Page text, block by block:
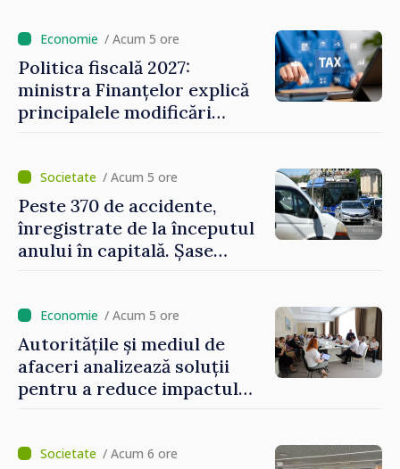
/ Acum 5 ore
Politica fiscală 2027:
ministra Finanțelor explică
principalele modificări
locale și rutiere
/ Acum 5 ore
Peste 370 de accidente,
înregistrate de la începutul
anului în capitală. Șase
/ Acum 5 ore
Autoritățile și mediul de
afaceri analizează soluții
pentru a reduce impactul
/ Acum 6 ore